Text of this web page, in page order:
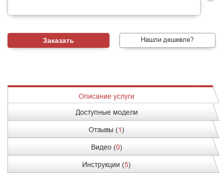
Нашли дешевле?
Описание услуги
Доступные модели
Отзывы (1)
Видео (0)
Инструкции (5)